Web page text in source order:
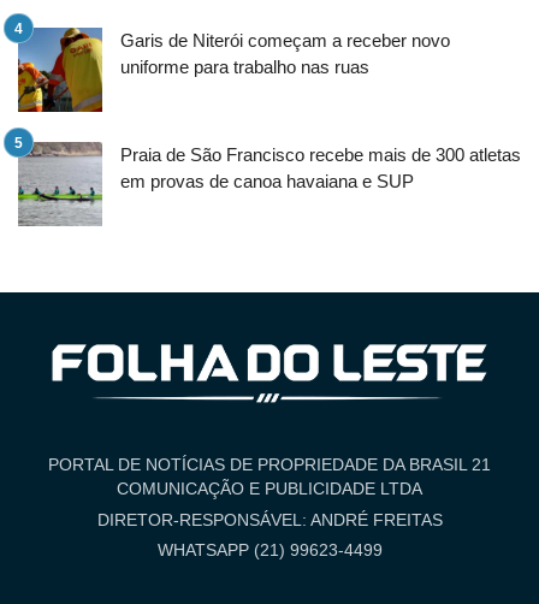
Garis de Niterói começam a receber novo
uniforme para trabalho nas ruas
Praia de São Francisco recebe mais de 300 atletas
em provas de canoa havaiana e SUP
PORTAL DE NOTÍCIAS DE PROPRIEDADE DA BRASIL 21
COMUNICAÇÃO E PUBLICIDADE LTDA
DIRETOR-RESPONSÁVEL: ANDRÉ FREITAS
WHATSAPP (21) 99623-4499